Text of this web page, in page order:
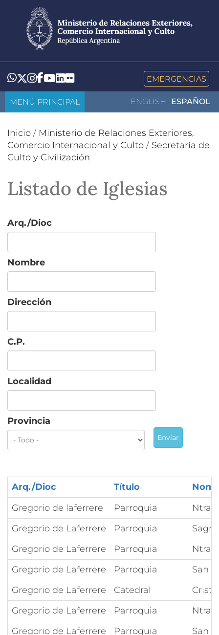
contenido
principal
Whatsapp
Twitter
Instagram
Facebook
YouTube
LinkedIn
Flickr EMERGENCIAS
ENGLISH ESPAÑOL
MENÚ PRINCIPAL
Inicio / Ministerio de Relaciones Exteriores,
Comercio Internacional y Culto / Secretaría de
Culto y Civilización
Listado de Iglesias
Arq./Dioc
Nombre
Dirección
C.P.
Localidad
Provincia
Enviar
Arq./Dioc Título
Gregorio de laferrere
Parroquia
Ntra
Gregorio de Laferrere
Parroquia
Gregorio de Laferrere
Parroquia
Ntra
Gregorio de Laferrere
Parroquia
San
Gregorio de Laferrere
Catedral
Gregorio de Laferrere
Parroquia
Ntra
Gregorio de Laferrere
Parroquia
San